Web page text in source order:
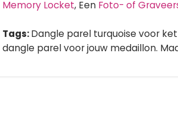
Memory Locket, Een Foto- of
Tags:Dangle parel turquoise voor
dangle parel voor jouw medaillon.